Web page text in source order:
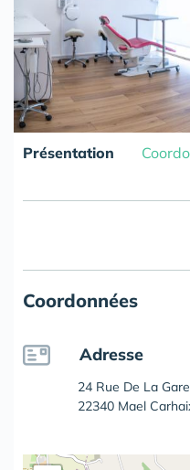
Présentation
Coordonnées
Adresse
24 Rue De La Gare
22340 Mael